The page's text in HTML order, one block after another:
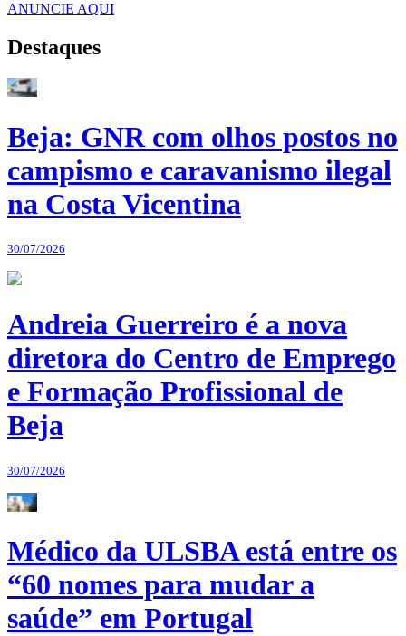
ANUNCIE AQUI
Destaques
Beja: GNR com olhos postos no
campismo e caravanismo ilegal
na Costa Vicentina
30/07/2026
Andreia Guerreiro é a nova
diretora do Centro de Emprego
e Formação Profissional de
Beja
30/07/2026
Médico da ULSBA está entre os
“60 nomes para mudar a
saúde” em Portugal